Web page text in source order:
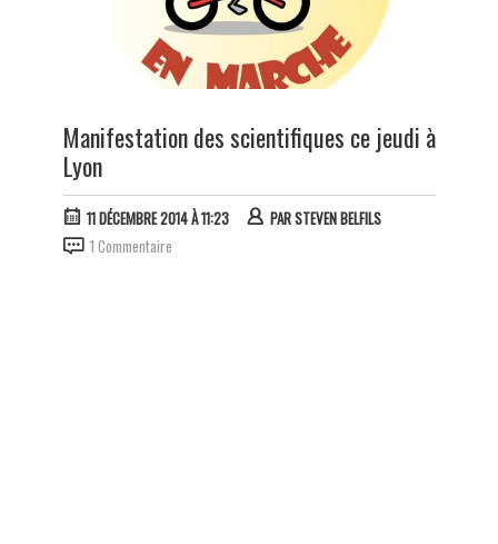
Manifestation des scientifiques ce jeudi à
Lyon
11 DÉCEMBRE 2014 À 11:23 PARSTEVEN BELFILS
1 Commentaire